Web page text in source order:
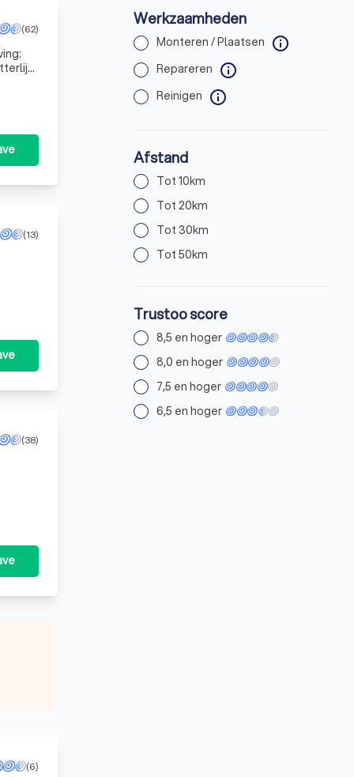
(62)
(13)
(38)
(6)
Werkzaamheden
Monteren / Plaatsen info
Repareren info
Reinigen info
Afstand
Tot 10km
Tot 20km
Tot 30km
Tot 50km
Trustoo score
8,5 en hoger
8,0 en hoger
7,5 en hoger
6,5 en hoger